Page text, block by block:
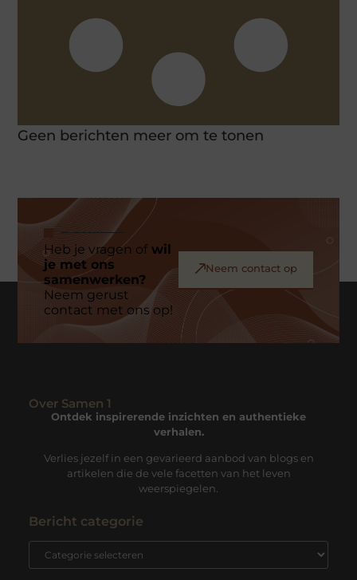
Geen berichten meer om te tonen
Heb je vragen ofwil
je met ons
samenwerken?
Neem gerust
contact met ons op!
Neem contact op
Over Samen 1
Ontdek inspirerende inzichten en authentieke
verhalen.
Verlies jezelf in een gevarieerd aanbod van blogs en
artikelen die de vele facetten van het leven
weerspiegelen.
Bericht categorie